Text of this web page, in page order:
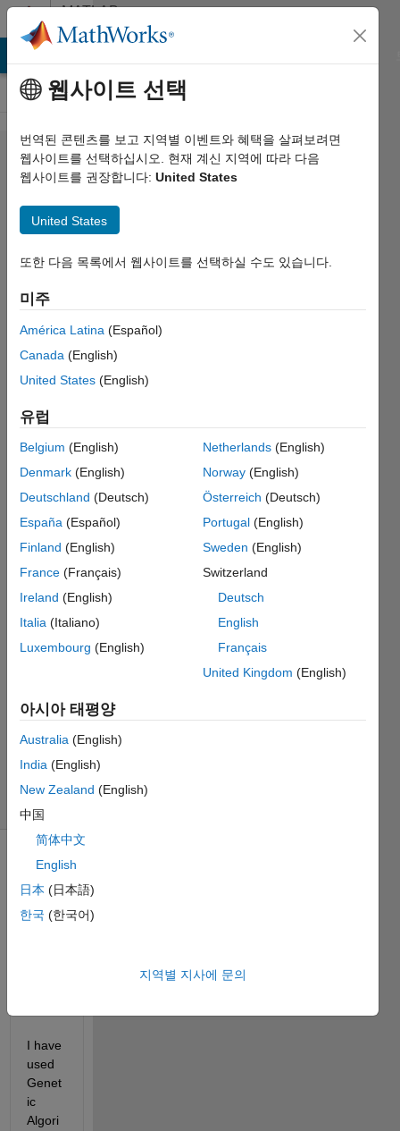
콘텐츠로 바로 가기
MATLAB
Answers
Getting
error while
plotting best
fitness, so
how do I
solve this
issue or is
alternative
way to plot
it (I am
using
Genetic
Algorithm
from
Optimization
Toolbox)?
Sanjeev
Gupta
1 답변
업데이트
시간: 2021
3월 8
조회 수: 4
I have
used
Genet
ic
Algori
웹사이트 선택
번역된 콘텐츠를 보고 지역별 이벤트와 혜택을 살펴보려면
웹사이트를 선택하십시오. 현재 계신 지역에 따라 다음
웹사이트를 권장합니다: United States
United States
또한 다음 목록에서 웹사이트를 선택하실 수도 있습니다.
미주
América Latina (Español)
Canada (English)
United States (English)
유럽
Belgium (English)
Denmark (English)
Deutschland (Deutsch)
España (Español)
Finland (English)
France (Français)
Ireland (English)
Italia (Italiano)
Luxembourg (English)
Netherlands(English)
Norway(English)
Österreich (Deutsch)
Portugal(English)
Sweden (English)
Switzerland
Deutsch
English
Français
United Kingdom (English)
아시아 태평양
Australia (English)
India (English)
New Zealand (English)
中国
简体中文
English
日本 (日本語)
한국 (한국어)
지역별 지사에 문의